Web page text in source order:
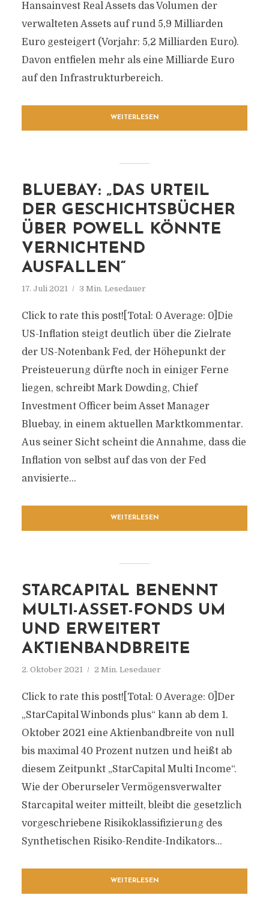
Hansainvest Real Assets das Volumen der
verwalteten Assets auf rund 5,9 Milliarden
Euro gesteigert (Vorjahr: 5,2 Milliarden Euro).
Davon entfielen mehr als eine Milliarde Euro
auf den Infrastrukturbereich.
WEITERLESEN
BLUEBAY: „DAS URTEIL
DER GESCHICHTSBÜCHER
ÜBER POWELL KÖNNTE
VERNICHTEND
AUSFALLEN“
17. Juli 2021 3 Min. Lesedauer
Click to rate this post![Total: 0 Average: 0]Die
US-Inflation steigt deutlich über die Zielrate
der US-Notenbank Fed, der Höhepunkt der
Preisteuerung dürfte noch in einiger Ferne
liegen, schreibt Mark Dowding, Chief
Investment Officer beim Asset Manager
Bluebay, in einem aktuellen Marktkommentar.
Aus seiner Sicht scheint die Annahme, dass die
Inflation von selbst auf das von der Fed
anvisierte...
WEITERLESEN
STARCAPITAL BENENNT
MULTI-ASSET-FONDS UM
UND ERWEITERT
AKTIENBANDBREITE
2. Oktober 2021 2 Min. Lesedauer
Click to rate this post![Total: 0 Average: 0]Der
„StarCapital Winbonds plus“ kann ab dem 1.
Oktober 2021 eine Aktienbandbreite von null
bis maximal 40 Prozent nutzen und heißt ab
diesem Zeitpunkt „StarCapital Multi Income“.
Wie der Oberurseler Vermögensverwalter
Starcapital weiter mitteilt, bleibt die gesetzlich
vorgeschriebene Risikoklassifizierung des
Synthetischen Risiko-Rendite-Indikators...
WEITERLESEN